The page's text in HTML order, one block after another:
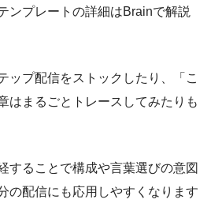
ンプレートの詳細はBrainで解説
ップ配信をストックしたり、「こ
はまるごとトレースしてみたりも
することで構成や言葉選びの意図
の配信にも応用しやすくなります